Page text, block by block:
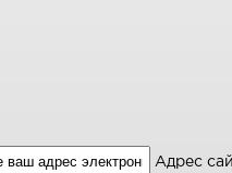
Адрес